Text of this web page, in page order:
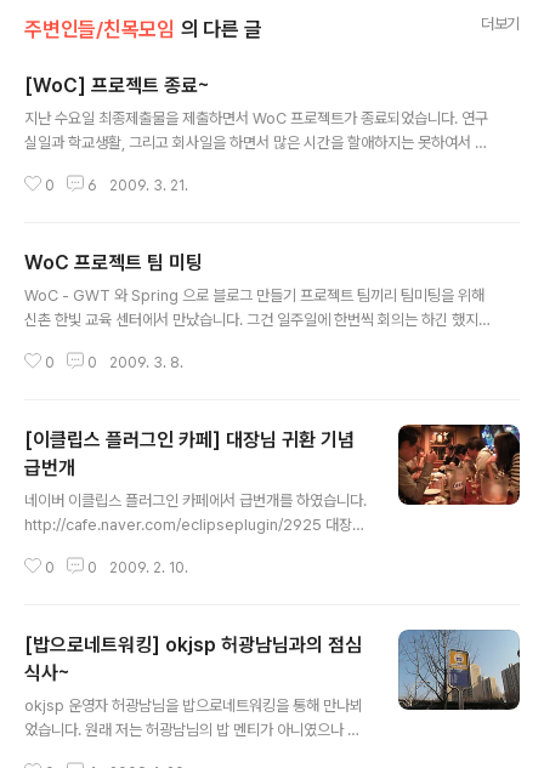
주변인들/친목모임 의 다른 글 더보기
[WoC] 프로젝트 종료~
지난 수요일 최종제출물을 제출하면서 WoC 프로젝트가 종료되었습니다. 연구
실일과 학교생활, 그리고 회사일을 하면서 많은 시간을 할애하지는 못하여서 최
희영이와 같은 동생들을 알게 되어서 더 많은 것을 얻은 것 같습니다. 그리고 가
래있지는 못할 것 같지만, 꼭 참석해야 할 것 같습니다~~~
0 6 2009. 3. 21.
WoC 프로젝트 팀 미팅
WoC - GWT 와 Spring 으로 블로그 만들기 프로젝트 팀끼리 팀미팅을 위해
신촌 한빛 교육 센터에서 만났습니다. 그건 일주일에 한번씩 회의는 하긴 했지
로 이야기 하면서 개발을 하니 진행에도 가속도가 붙는 것 같았습니다. 지난 W
0 0 2009. 3. 8.
[이클립스 플러그인 카페] 대장님 귀환 기념
급번개
네이버 이클립스 플러그인 카페에서 급번개를 하였습니다.
http://cafe.naver.com/eclipseplugin/2925 대장님
가 이루어졌습니다. 갈까 말까 고민하다가 후배가 간다기
0 0 2009. 2. 10.
[밥으로네트워킹] okjsp 허광남님과의 점심
식사~
okjsp 운영자 허광남님을 밥으로네트워킹을 통해 만나뵈
었습니다. 원래 저는 허광남님의 밥 멘티가 아니였으나 메